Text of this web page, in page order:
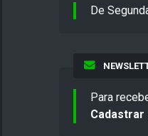
De
Para
Cadastrar